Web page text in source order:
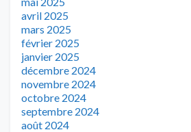
avril 2025
mars 2025
février 2025
janvier 2025
décembre 2024
novembre 2024
octobre 2024
septembre 2024
août 2024